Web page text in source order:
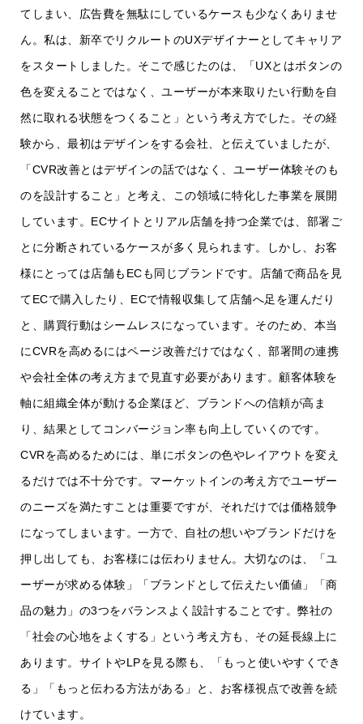
てしまい、広告費を無駄にしているケースも少なくありませ
ん。私は、新卒でリクルートのUXデザイナーとしてキャリア
をスタートしました。そこで感じたのは、「UXとはボタンの
色を変えることではなく、ユーザーが本来取りたい行動を自
然に取れる状態をつくること」という考え方でした。その経
験から、最初はデザインをする会社、と伝えていましたが、
「CVR改善とはデザインの話ではなく、ユーザー体験そのも
のを設計すること」と考え、この領域に特化した事業を展開
しています。ECサイトとリアル店舗を持つ企業では、部署ご
とに分断されているケースが多く見られます。しかし、お客
様にとっては店舗もECも同じブランドです。店舗で商品を見
てECで購入したり、ECで情報収集して店舗へ足を運んだり
と、購買行動はシームレスになっています。そのため、本当
にCVRを高めるにはページ改善だけではなく、部署間の連携
や会社全体の考え方まで見直す必要があります。顧客体験を
軸に組織全体が動ける企業ほど、ブランドへの信頼が高ま
り、結果としてコンバージョン率も向上していくのです。
CVRを高めるためには、単にボタンの色やレイアウトを変え
るだけでは不十分です。マーケットインの考え方でユーザー
のニーズを満たすことは重要ですが、それだけでは価格競争
になってしまいます。一方で、自社の想いやブランドだけを
押し出しても、お客様には伝わりません。大切なのは、「ユ
ーザーが求める体験」「ブランドとして伝えたい価値」「商
品の魅力」の3つをバランスよく設計することです。弊社の
「社会の心地をよくする」という考え方も、その延長線上に
あります。サイトやLPを見る際も、「もっと使いやすくでき
る」「もっと伝わる方法がある」と、お客様視点で改善を続
けています。